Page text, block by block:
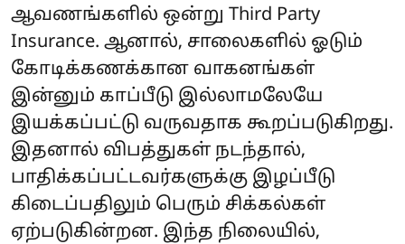
ஆவணங்களில் ஒன்று Third Party
Insurance. ஆனால், சாலைகளில் ஓடும்
கோடிக்கணக்கான வாகனங்கள்
இன்னும் காப்பீடு இல்லாமலேயே
இயக்கப்பட்டு வருவதாக கூறப்படுகிறது.
இதனால் விபத்துகள் நடந்தால்,
பாதிக்கப்பட்டவர்களுக்கு இழப்பீடு
கிடைப்பதிலும் பெரும் சிக்கல்கள்
ஏற்படுகின்றன. இந்த நிலையில்,